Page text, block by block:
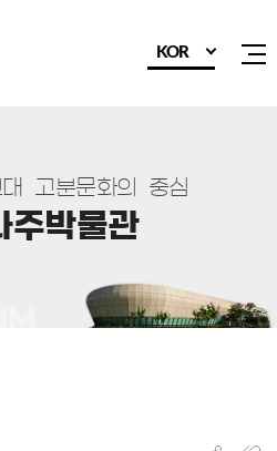
KOR
대 고분문화의 중심
주박물관